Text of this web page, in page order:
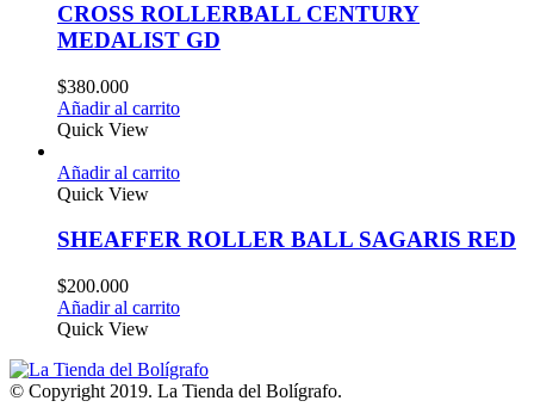
CROSS ROLLERBALL CENTURY
MEDALIST GD
$380.000
Añadir al carrito
Quick View
Añadir al carrito
Quick View
SHEAFFER ROLLER BALL SAGARIS RED
$200.000
Añadir al carrito
Quick View
© Copyright 2019. La Tienda del Bolígrafo.